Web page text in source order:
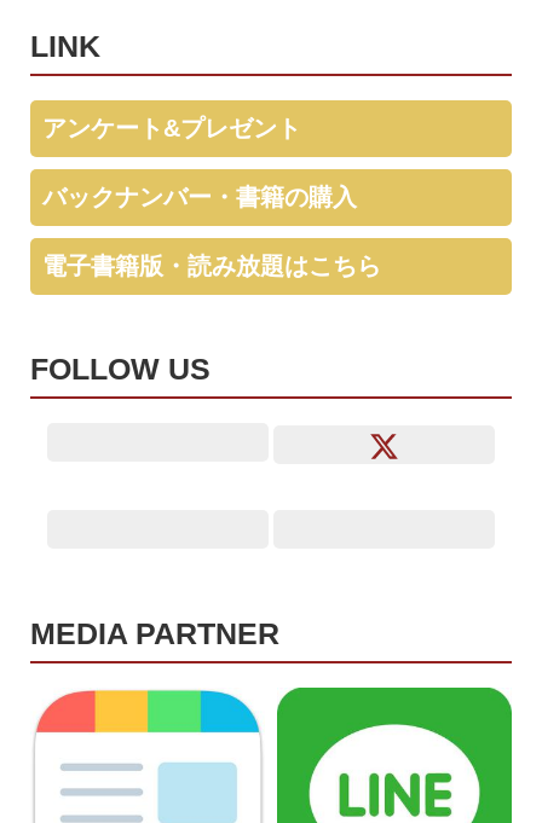
LINK
アンケート&プレゼント
バックナンバー・書籍の購入
電子書籍版・読み放題はこちら
FOLLOW US
MEDIA PARTNER